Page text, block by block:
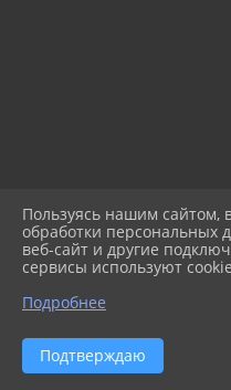
муниципального
район от 25
внесении
администрации
Павловский район
1312 «О
отклонение от
разрешенного
объектов
Постановление
образования
года № 1400 «О
постановление
года № 1312 «О
отклонение от
Пользуясь нашим сайтом,
обработки персональных
веб-сайт и другие
сервисы используют
Подробнее
Подтверждаю